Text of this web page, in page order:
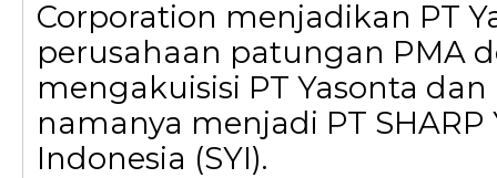
Corporation menjadikan PT
perusahaan patungan PMA
mengakuisisi PT Yasonta
namanya menjadi PT SHARP
Indonesia (SYI).